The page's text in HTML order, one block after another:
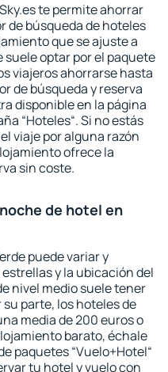
te permite ahorrar
de búsqueda de hoteles
que se ajuste a
optar por el paquete
viajeros ahorrarse hasta
de búsqueda y reserva
disponible en la página
“Hoteles“. Si no estás
viaje por alguna razón
ofrece la
sin coste.
de hotel en
puede variar y
y la ubicación del
nivel medio suele tener
parte, los hoteles de
media de 200 euros o
barato, échale
paquetes “Vuelo+Hotel“
tu hotel y vuelo con